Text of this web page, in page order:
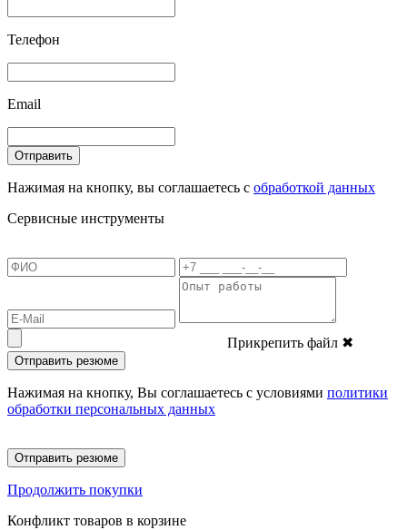
Телефон
Email
Отправить
Нажимая на кнопку, вы соглашаетесь с обработкой данных
Сервисные инструменты
Прикрепить файл ✖
Отправить резюме
Нажимая на кнопку, Вы соглашаетесь с условиями политики
обработки персональных данных
Отправить резюме
Продолжить покупки
Конфликт товаров в корзине